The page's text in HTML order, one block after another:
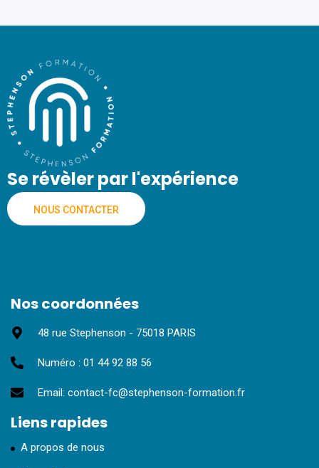
Se révèler par l'expérience
NOUS CONTACTER
Nos coordonnées
48 rue Stephenson - 75018 PARIS
Numéro : 01 44 92 88 56
Email: contact-fc@stephenson-formation.fr
Liens rapides
A propos de nous